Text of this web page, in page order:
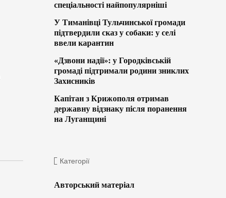
спеціальності найпопулярніші
У Тиманівці Тульчинської громади
підтвердили сказ у собаки: у селі
ввели карантин
«Дзвони надії»: у Городківській
громаді підтримали родини зниклих
Захисників
Капітан з Крижополя отримав
державну відзнаку після поранення
на Луганщині
Категорії
Авторський матеріал